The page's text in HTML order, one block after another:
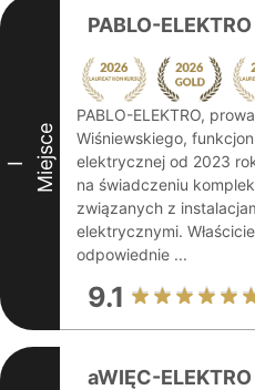
I Miejsce
PABLO-
PABLO-ELEKTRO,
Wiśniewskiego,
elektrycznej od 2023
na świadczeniu
związanych z
elektrycznymi.
odpowiednie ...
9.1
aWIĘC-ELEKTRO